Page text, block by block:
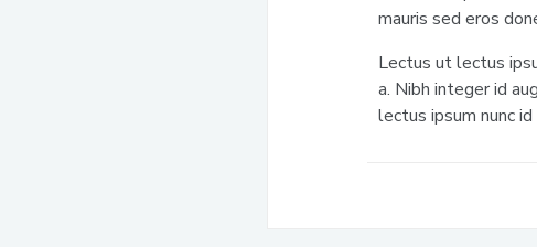
mauris sed eros
Lectus ut lectus
a. Nibh integer id
lectus ipsum nunc